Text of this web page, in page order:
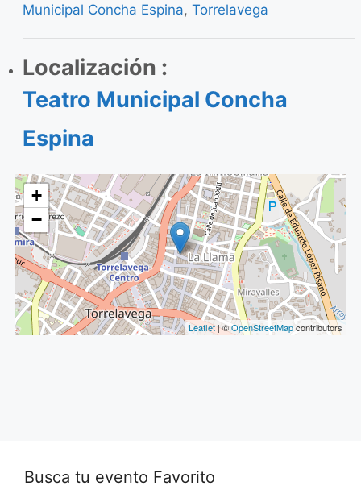
Municipal Concha Espina,Torrelavega
Localización :
Teatro Municipal Concha
Espina
+
−
Leaflet| ©OpenStreetMapcontributors
Busca tu evento Favorito